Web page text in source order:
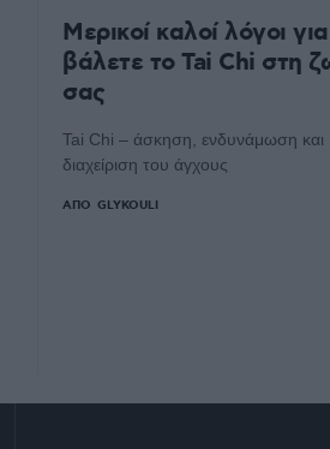
Μερικοί καλοί λόγοι
βάλετε το Tai Chi στη
σας
Tai Chi – άσκηση, ενδυνάμωση και
διαχείριση του άγχους
ΑΠΌ GLYKOULI